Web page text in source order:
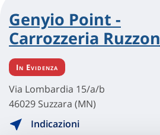
Genyio Point -
Carrozzeria Ruzzon
In Evidenza
Via Lombardia 15/a/b
46029 Suzzara (MN)
Indicazioni